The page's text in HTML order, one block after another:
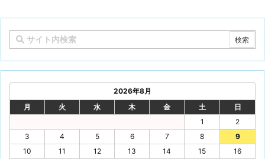
2026年8月
月
火 水 木 金 土
日
1
2
3
4 5 6 7 8
9
10
11 12 13 14 15
16